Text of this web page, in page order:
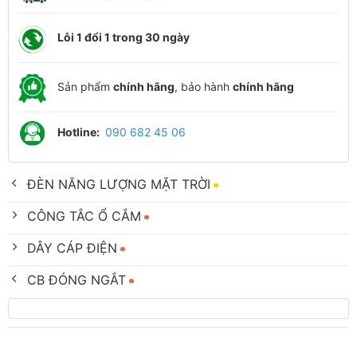
Lỗi 1 đổi 1 trong 30 ngày
Sản phẩm chính hãng, bảo hành chính hãng
Hotline: 090 682 45 06
ĐÈN NĂNG LƯỢNG MẶT TRỜI
CÔNG TẮC Ổ CẮM
DÂY CÁP ĐIỆN
CB ĐÓNG NGẮT